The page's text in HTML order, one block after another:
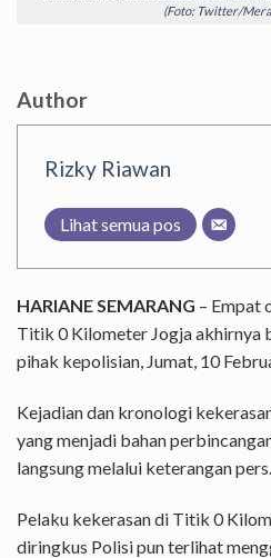
(Foto: Twitter/
Author
Rizky Riawan
Lihat semua pos
HARIANE SEMARANG – Empat
Titik 0 Kilometer Jogja akhirnya
pihak kepolisian, Jumat, 10
Kejadian dan kronologi
yang menjadi bahan
langsung melalui keterangan pers.
Pelaku kekerasan di Titik 0
diringkus Polisi pun terlihat